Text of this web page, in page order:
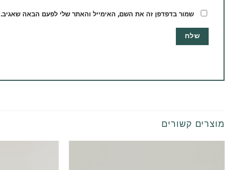
שמור בדפדפן זה את השם, האימייל והאתר שלי לפעם הבאה שאגיב.
מוצרים קשורים